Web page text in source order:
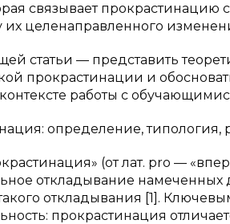
связывает
их целенаправленного
статьи — представить
прокрастинации и
работы с
определение, типология,
(от лат. pro —
откладывание
откладывания [1].
прокрастинация